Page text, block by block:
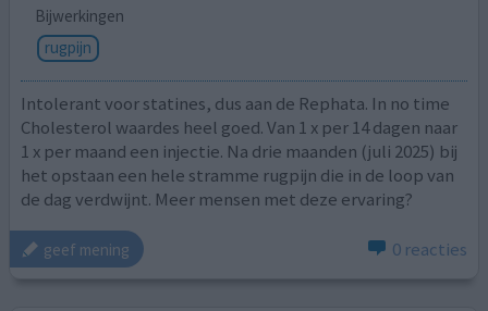
Bijwerkingen
rugpijn
Intolerant voor statines, dus aan de Rephata. In no time
Cholesterol waardes heel goed. Van 1 x per 14 dagen naar
1 x per maand een injectie. Na drie maanden (juli 2025) bij
het opstaan een hele stramme rugpijn die in de loop van
de dag verdwijnt. Meer mensen met deze ervaring?
geef mening 0 reacties